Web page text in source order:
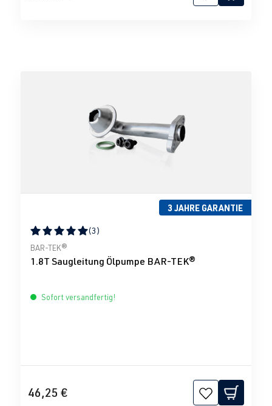
3 JAHRE GARANTIE
Durchschnittliche Bewertung von 5 von 5 Sternen
(3)
BAR-TEK®
1.8T Saugleitung Ölpumpe BAR-TEK®
Sofort versandfertig!
46,25 €